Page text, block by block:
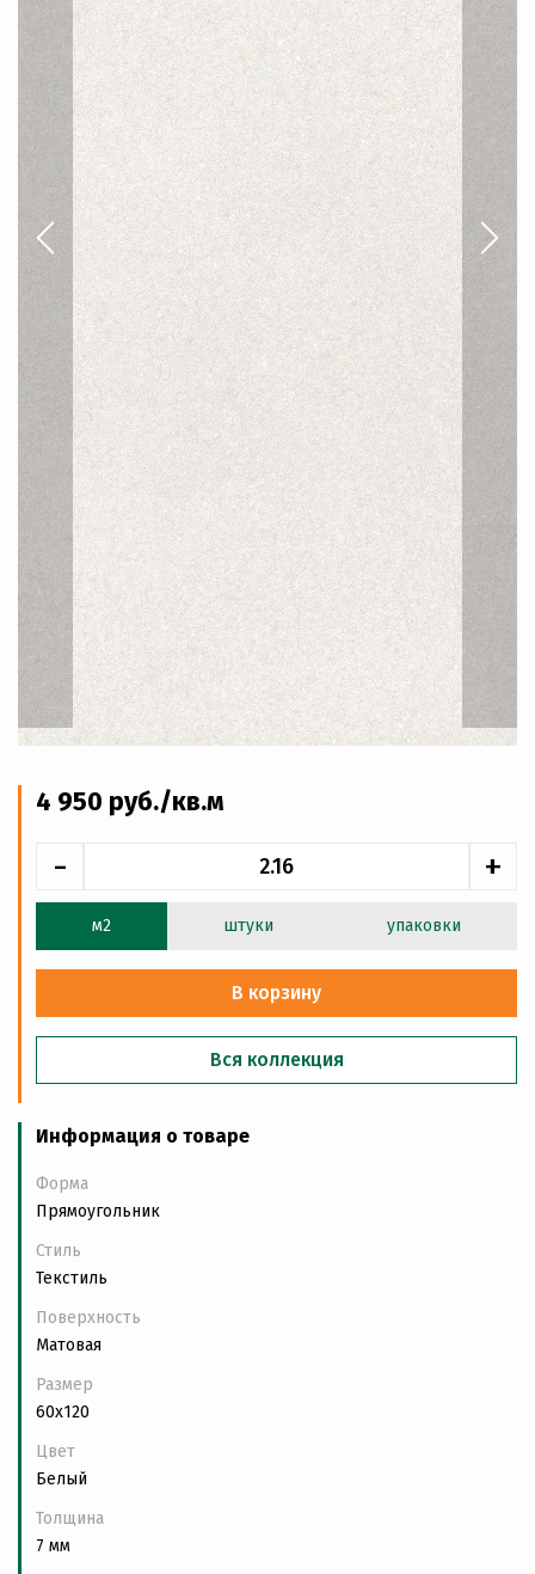
4 950 руб./кв.м
- +
м2 штуки упаковки
В корзину
Вся коллекция
Информация о товаре
Форма
Прямоугольник
Стиль
Текстиль
Поверхность
Матовая
Размер
60x120
Цвет
Белый
Толщина
7 мм